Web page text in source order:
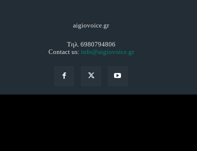
aigiovoice.gr
Τηλ. 6980794806
Contact us: info@aigiovoice.gr